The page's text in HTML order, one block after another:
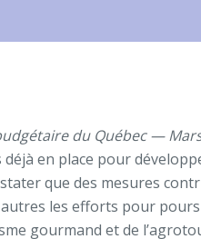
du Québec —
en place pour
que des mesures
les efforts pour
gourmand et de